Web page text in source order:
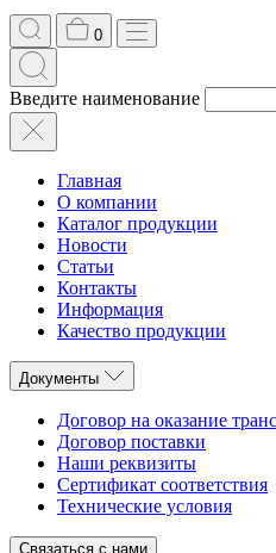
0
Введите наименование
Главная
О компании
Каталог продукции
Новости
Статьи
Контакты
Информация
Качество продукции
Документы
Договор на оказание
Договор поставки
Наши реквизиты
Сертификат соответствия
Технические условия
Связаться с нами